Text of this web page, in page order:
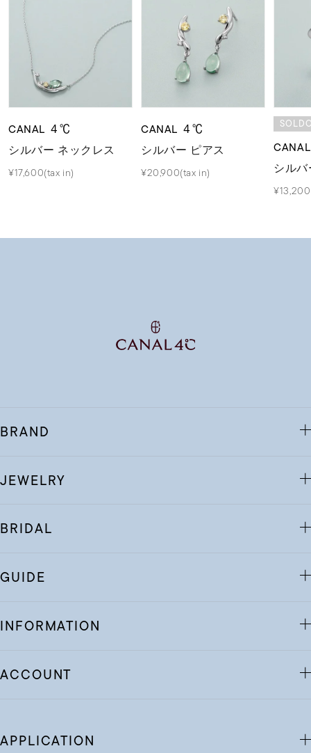
CANAL ４℃
シルバー ネックレス
¥17,600(tax in)
CANAL ４℃
シルバー ピアス
¥20,900(tax in)
シル
BRAND
JEWELRY
BRIDAL
GUIDE
INFORMATION
ACCOUNT
APPLICATION